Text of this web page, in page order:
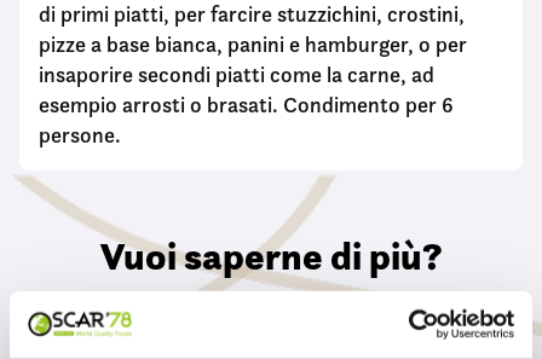
di primi piatti, per farcire stuzzichini, crostini,
pizze a base bianca, panini e hamburger, o per
insaporire secondi piatti come la carne, ad
esempio arrosti o brasati. Condimento per 6
persone.
Vuoi saperne di più?
Contattaci per conoscere i dettagli di questo
prodotto e tutti gli altri articoli della nostra